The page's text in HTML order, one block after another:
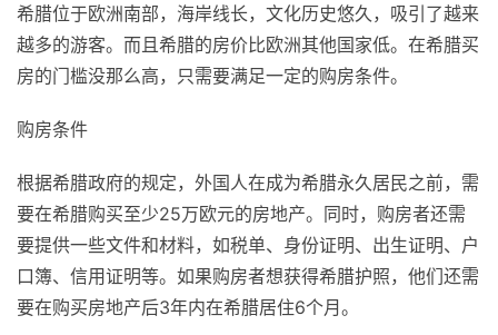
希腊位于欧洲南部，海岸线长，文化历史悠久，吸引了越来
越多的游客。而且希腊的房价比欧洲其他国家低。在希腊买
房的门槛没那么高，只需要满足一定的购房条件。
购房条件
根据希腊政府的规定，外国人在成为希腊永久居民之前，需
要在希腊购买至少25万欧元的房地产。同时，购房者还需
要提供一些文件和材料，如税单、身份证明、出生证明、户
口簿、信用证明等。如果购房者想获得希腊护照，他们还需
要在购买房地产后3年内在希腊居住6个月。